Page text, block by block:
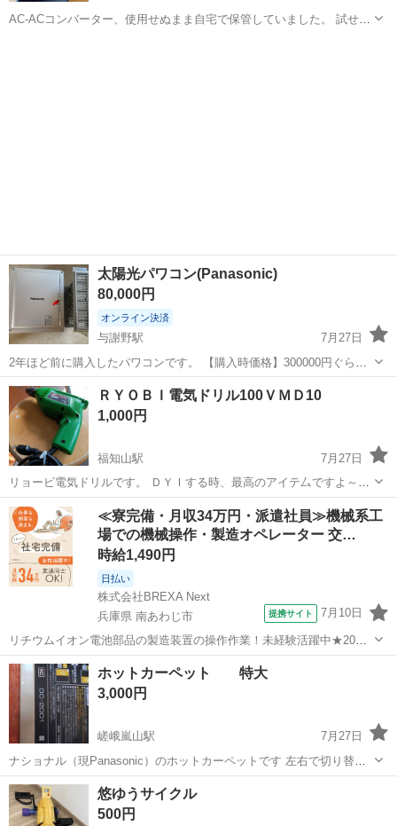
AC-ACコンバーター、使用せぬまま自宅で保管していました。 試せる
太陽光パワコン(Panasonic)
80,000円
オンライン決済
与謝野駅
7月27日
2年ほど前に購入したパワコンです。 【購入時価格】300000円ぐらい
【サイズ】縦：30cm、横：40cm、奥行き：20cm （大体です） 【傷
などの状態】とくに目立った傷はありません。 【アピールポイント】
状態はいいので...
京都 与謝郡 その他
ＲＹＯＢＩ電気ドリル100ＶＭＤ10
1,000円
福知山駅
7月27日
リョービ電気ドリルです。 ＤＹＩする時、最高のアイテ厶ですよ～
今、市内のFーBOX片付け中
京都 福知山市 福知山駅 その他
≪寮完備・月収34万円・派遣社員≫機械系工
場での機械操作・製造オペレーター 交…
時給1,490円
日払い
株式会社BREXA Next
兵庫県 南あわじ市
提携サイト 7月10日
リチウムイオン電池部品の製造装置の操作作業！未経験活躍中★20～
50代の男性活躍中！嬉しい時給1,490円！生活支援物資事前対応可◎ワ
ンルーム寮完備！赴任旅費会社負担！正社員登用制度あり◎《兵庫県
南あわじ市》 人気の工場の...
兵庫 南あわじ市
ホットカーペット 特大
3,000円
嵯峨嵐山駅
7月27日
ナショナル（現Panasonic）のホットカーペットです 左右で切り替え
スイッチあり、9段階で温度調節ができ、無駄なく使えます 大きさは
180×200cmです
京都 京都市 嵯峨嵐山駅
悠ゆうサイクル
500円